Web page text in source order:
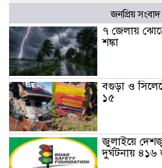
জনপ্রিয় সংবাদ
৭ জেলায়
শঙ্কা
বগুড়া ও
১৫
জুলাইয়ে
দুর্ঘটনায়